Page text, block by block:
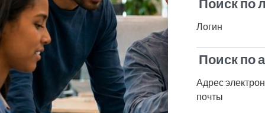
Поиск по
Логин
Поиск по
Поиск по
Адрес
почты